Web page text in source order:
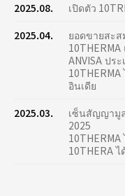
2025.08.
เปิดตัว
2025.04.
ยอดขายสะส
ANVISA ปร
10THERMA
อินเดีย
2025.03.
เซ็นสัญญามูล
2025
10THERA